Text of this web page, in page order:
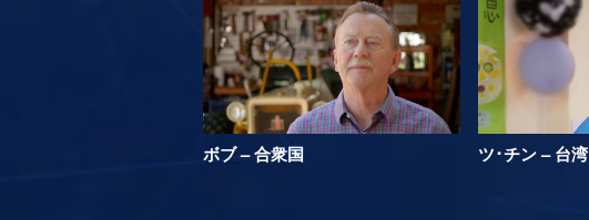
ボブ – 合衆国 ツ･チン – 台湾